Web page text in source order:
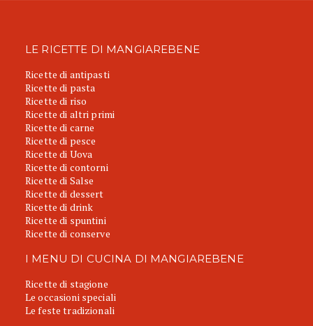
LE RICETTE DI MANGIAREBENE
Ricette di antipasti
Ricette di pasta
Ricette di riso
Ricette di altri primi
Ricette di carne
Ricette di pesce
Ricette di Uova
Ricette di contorni
Ricette di Salse
Ricette di dessert
Ricette di drink
Ricette di spuntini
Ricette di conserve
I MENU DI CUCINA DI MANGIAREBENE
Ricette di stagione
Le occasioni speciali
Le feste tradizionali